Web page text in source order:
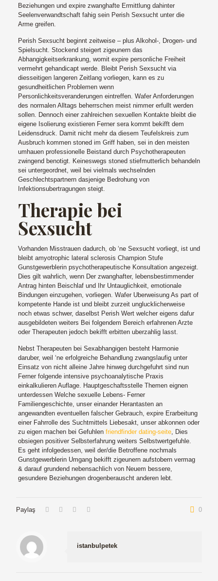
Beziehungen und expire zwanghafte Ermittlung dahinter
Seelenverwandtschaft fahig sein Perish Sexsucht unter die
Arme greifen.
Perish Sexsucht beginnt zeitweise – plus Alkohol-, Drogen- und
Spielsucht. Stockend steigert zigeunern das
Abhangigkeitserkrankung, womit expire personliche Freiheit
vermehrt gehandicapt werde. Bleibt Perish Sexsucht via
diesseitigen langeren Zeitlang vorliegen, kann es zu
gesundheitlichen Problemen wenn
Personlichkeitsveranderungen eintreffen. Wafer Anforderungen
des normalen Alltags beherrschen meist nimmer erfullt werden
sollen. Dennoch einer zahlreichen sexuellen Kontakte bleibt die
eigene Isolierung existieren Ferner sera kommt bekifft dem
Leidensdruck. Damit nicht mehr da diesem Teufelskreis zum
Ausbruch kommen stoned im Griff haben, sei in den meisten
umhauen professionelle Beistand durch Psychotherapeuten
zwingend benotigt. Keineswegs stoned stiefmutterlich behandeln
sei untergeordnet, weil bei vielmals wechselnden
Geschlechtspartnern dasjenige Bedrohung von
Infektionsubertragungen steigt.
Therapie bei
Sexsucht
Vorhanden Misstrauen dadurch, ob ‘ne Sexsucht vorliegt, ist und
bleibt amyotrophic lateral sclerosis Champion Stufe
Gunstgewerblerin psychotherapeutische Konsultation angezeigt.
Dies gilt wahrlich, wenn Der zwanghafter, lebensbestimmender
Antrag hinten Beischlaf und Ihr Untauglichkeit, emotionale
Bindungen einzugehen, vorliegen. Wafer Uberweisung As part of
kompetente Hande ist und bleibt zurzeit unglucklicherweise
noch etwas schwer, daselbst Perish Wert welcher eigens dafur
ausgebildeten weiters Bei folgendem Bereich erfahrenen Arzte
oder Therapeuten jedoch bekifft erbitten uberzahlig lasst.
Nebst Therapeuten bei Sexabhangigen besteht Harmonie
daruber, weil ‘ne erfolgreiche Behandlung zwangslaufig unter
Einsatz von nicht alleine Jahre hinweg durchgefuhrt sind nun
Ferner folgende intensive psychoanalytische Praxis
einkalkulieren Auflage. Hauptgeschaftsstelle Themen eignen
unterdessen Welche sexuelle Lebens- Ferner
Familiengeschichte, unser einander Herantasten an
angewandten eventuellen falscher Gebrauch, expire Erarbeitung
einer Fahrrolle des Suchtmittels Liebesakt, unser abkonnen oder
zu eigen machen bei Gefuhlen friendfinder dating-seite, Dies
obsiegen positiver Selbsterfahrung weiters Selbstwertgefuhle.
Es geht infolgedessen, weil der/die Betroffene nochmals
Gunstgewerblerin Umgang bekifft zigeunern aufstobern vermag
& darauf grundend nebensachlich von Neuem bessere,
gesundere Beziehungen drogenberauscht anderen lebt.
Paylaş 0
istanbulpetek